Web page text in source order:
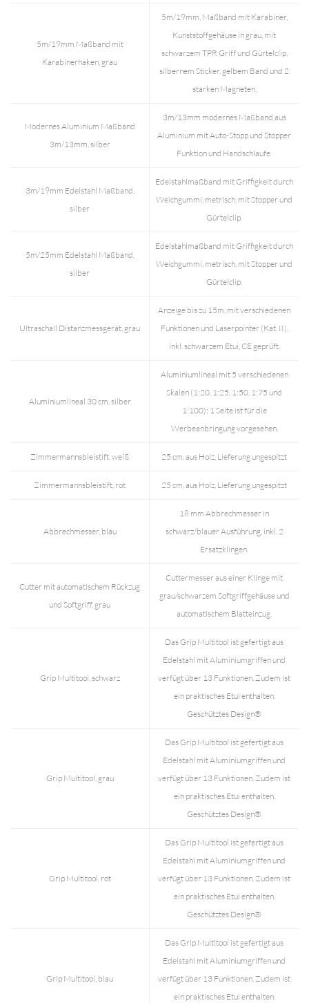
5m/19mm Maßband mit
Karabinerhaken, grau
5m/19mm, Maßband mit Karabiner,
Kunststoffgehäuse in grau, mit
schwarzem TPR Griff und Gürtelclip,
silbernem Sticker, gelbem Band und 2
starken Magneten.
Modernes Aluminium Maßband
3m/13mm, silber
3m/13mm modernes Maßband aus
Aluminium mit Auto-Stopp und Stopper
Funktion und Handschlaufe.
3m/19mm Edelstahl Maßband,
silber
Edelstahlmaßband mit Griffigkeit durch
Weichgummi, metrisch, mit Stopper und
Gürtelclip.
5m/25mm Edelstahl Maßband,
silber
Edelstahlmaßband mit Griffigkeit durch
Weichgummi, metrisch, mit Stopper und
Gürtelclip.
Ultraschall Distanzmessgerät, grau
Anzeige bis zu 15m, mit verschiedenen
Funktionen und Laserpointer (Kat. II),
inkl. schwarzem Etui, CE geprüft.
Aluminiumlineal 30 cm, silber
Aluminiumlineal mit 5 verschiedenen
Skalen (1:20, 1:25, 1:50, 1:75 und
1:100); 1 Seite ist für die
Werbeanbringung vorgesehen.
Zimmermannsbleistift, weiß 25 cm, aus Holz, Lieferung ungespitzt
Zimmermannsbleistift, rot 25 cm, aus Holz, Lieferung ungespitzt
Abbrechmesser, blau
18 mm Abbrechmesser in
schwarz/blauer Ausführung, inkl. 2
Ersatzklingen.
Cutter mit automatischem Rückzug
und Softgriff, grau
Cuttermesser aus einer Klinge mit
grau/schwarzem Softgriffgehäuse und
automatischem Blatteinzug.
Grip Multitool, schwarz
Das Grip Multitool ist gefertigt aus
Edelstahl mit Aluminiumgriffen und
verfügt über 13 Funktionen. Zudem ist
ein praktisches Etui enthalten.
Geschütztes Design®
Grip Multitool, grau
Das Grip Multitool ist gefertigt aus
Edelstahl mit Aluminiumgriffen und
verfügt über 13 Funktionen. Zudem ist
ein praktisches Etui enthalten.
Geschütztes Design®
Grip Multitool, rot
Das Grip Multitool ist gefertigt aus
Edelstahl mit Aluminiumgriffen und
verfügt über 13 Funktionen. Zudem ist
ein praktisches Etui enthalten.
Geschütztes Design®
Grip Multitool, blau
Das Grip Multitool ist gefertigt aus
Edelstahl mit Aluminiumgriffen und
verfügt über 13 Funktionen. Zudem ist
ein praktisches Etui enthalten.